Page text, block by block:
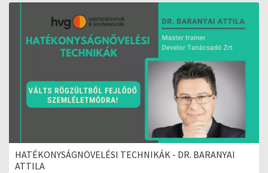
HATÉKONYSÁGNÖVELÉSI TECHNIKÁK - DR. BARANYAI
ATTILA